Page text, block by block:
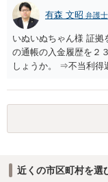
有森 文昭 弁護士
いぬいぬちゃん様 証拠
の通帳の入金履歴を２
しょうか。 ⇒不当利得
等を行うことは十分考
なることを裁判所は忌
必要があります。 不
いた場合勝訴の確率は
縮ですが、使途不明金
近くの市区町村を選